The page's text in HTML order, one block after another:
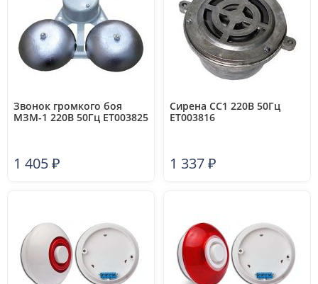
Звонок громкого боя
МЗМ-1 220В 50Гц ET003825
1 405₽
Сирена СС1 220В 50Гц
ET003816
1 337₽